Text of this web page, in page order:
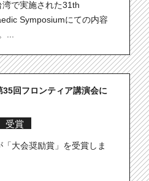
で実施された31th
Symposiumにての内容
...
回フロンティア講演会に
受賞
大会奨励賞」を受賞しま